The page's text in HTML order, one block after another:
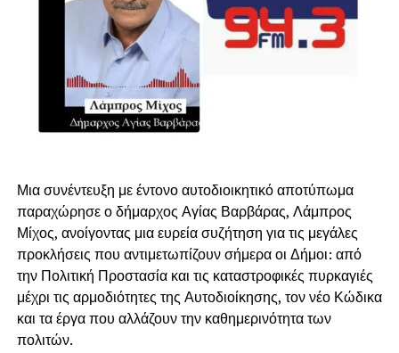
Μια συνέντευξη με έντονο αυτοδιοικητικό αποτύπωμα
παραχώρησε ο δήμαρχος Αγίας Βαρβάρας, Λάμπρος
Μίχος, ανοίγοντας μια ευρεία συζήτηση για τις μεγάλες
προκλήσεις που αντιμετωπίζουν σήμερα οι Δήμοι: από
την Πολιτική Προστασία και τις καταστροφικές πυρκαγιές
μέχρι τις αρμοδιότητες της Αυτοδιοίκησης, τον νέο Κώδικα
και τα έργα που αλλάζουν την καθημερινότητα των
πολιτών.